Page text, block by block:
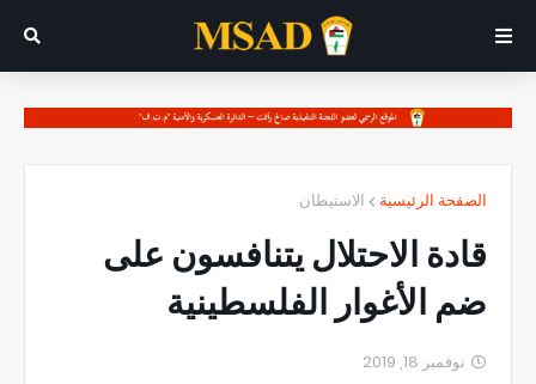
الصفحة الرئيسية الاستيطان
قادة الاحتلال يتنافسون على
ضم الأغوار الفلسطينية
نوفمبر 18, 2019